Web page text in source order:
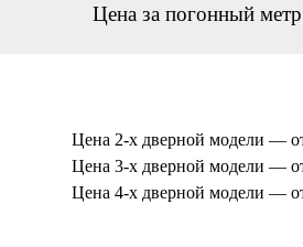
Цена за погонный
Цена 2-х дверной модели —
Цена 3-х дверной модели —
Цена 4-х дверной модели —